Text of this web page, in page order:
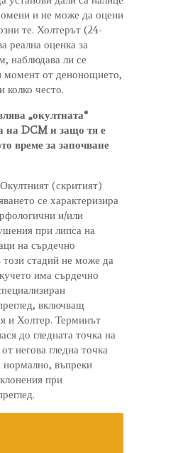
и не може да оцени
те. Холтерът (24-
реална оценка за
наблюдава ли се
момент от денонощието,
колко често.
„окултната“
на DCM и защо тя е
време за започване
Окултният (скритият)
се характеризира
и/или
при липса на
на сърдечно
този стадий не може да
има сърдечно
включващ
и Холтер. Терминът
до гледната точка на
негова гледна точка
нормално, въпреки
при